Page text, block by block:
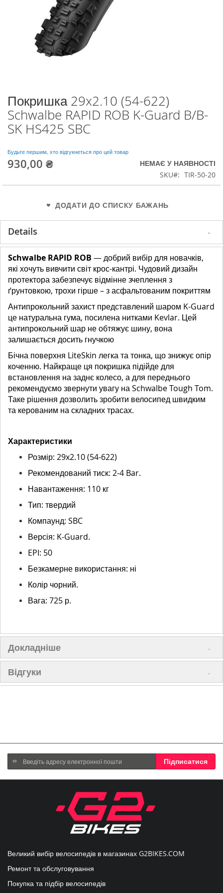
Перейти
до
початку
галереї
Покришка 29x2.10 (54-622)
Schwalbe RAPID ROB K-Guard B/B-
SK HS425 SBC
Будьте першим, хто відгукнеться про цей товар
930,00 ₴
НЕМАЄ У НАЯВНОСТІ
SKU
TIR-50-20
ДОДАТИ ДО СПИСКУ БАЖАНЬ
Details
Schwalbe RAPID ROB — добрий вибір для новачків,
які хочуть вивчити світ крос-кантрі. Чудовий дизайн
протектора забезпечує відмінне зчеплення з
ґрунтовкою, трохи гірше – з асфальтованим покриттям
Антипрокольний захист представлений шаром K-Guard
це натуральна гума, посилена нитками Kevlar. Цей
антипрокольний шар не обтяжує шину, вона
залишається досить гнучкою
Бічна поверхня LiteSkin легка та тонка, що знижує опір
коченню. Найкраще ця покришка підійде для
встановлення на заднє колесо, а для переднього
рекомендуємо звернути увагу на Schwalbe Tough Tom.
Таке рішення дозволить зробити велосипед швидким
та керованим на складних трасах.
Характеристики
Розмір: 29x2.10 (54-622)
Рекомендований тиск: 2-4 Bar.
Навантаження: 110 кг
Тип: твердий
Компаунд: SBC
Версія: K-Guard.
EPI: 50
Безкамерне використання: ні
Колір чорний.
Вага: 725 р.
Докладніше
Відгуки
Підпишіться
на
нашу
Підписатися
Великий вибір велосипедів в магазинах G2BIKES.COM
Ремонт та обслуговування
Покупка та підбір велосипедів